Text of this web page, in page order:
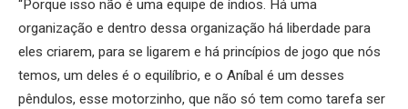
“Porque isso não é uma equipe de índios. Há uma
organização e dentro dessa organização há liberdade para
eles criarem, para se ligarem e há princípios de jogo que nós
temos, um deles é o equilíbrio, e o Aníbal é um desses
pêndulos, esse motorzinho, que não só tem como tarefa ser